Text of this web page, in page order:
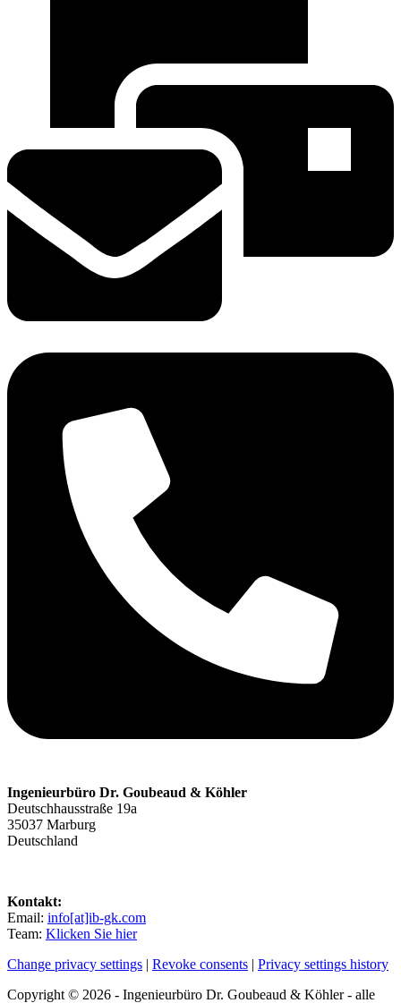
Ingenieurbüro Dr. Goubeaud & Köhler
Deutschhausstraße 19a
35037 Marburg
Deutschland
Kontakt:
Email: info[at]ib-gk.com
Team: Klicken Sie hier
Change privacy settings | Revoke consents | Privacy settings history
Copyright © 2026 - Ingenieurbüro Dr. Goubeaud & Köhler - alle